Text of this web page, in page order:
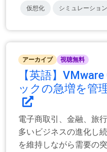
仮想化 シミュレーション
アーカイブ 視聴無料
【英語】
ックの急増を管
電子商取引、金融、旅
多いビジネスの進化し
を維持しながら需要の